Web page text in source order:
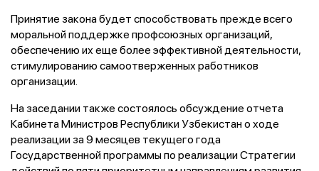
Принятие закона будет способствовать прежде всего
моральной поддержке профсоюзных организаций,
обеспечению их еще более эффективной деятельности,
стимулированию самоотверженных работников
организации.
На заседании также состоялось обсуждение отчета
Кабинета Министров Республики Узбекистан о ходе
реализации за 9 месяцев текущего года
Государственной программы по реализации Стратегии